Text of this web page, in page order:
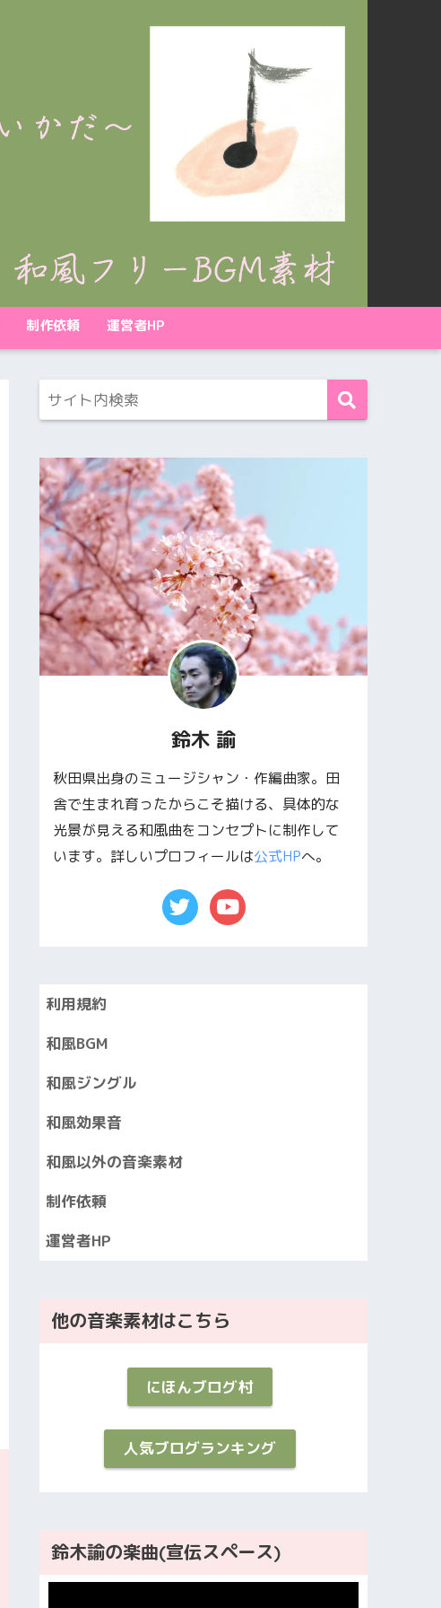
制作依頼 運営者HP
鈴木 諭
秋田県出身のミュージシャン・作編曲家。田
舎で生まれ育ったからこそ描ける、具体的な
光景が見える和風曲をコンセプトに制作して
います。詳しいプロフィールは公式HPへ。
利用規約
和風BGM
和風ジングル
和風効果音
和風以外の音楽素材
制作依頼
運営者HP
他の音楽素材はこちら
にほんブログ村
人気ブログランキング
鈴木諭の楽曲(宣伝スペース)